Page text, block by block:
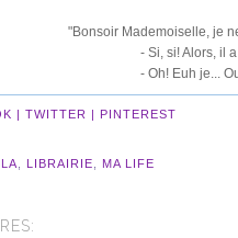
"Bonsoir Mademoiselle, je
- Si, si! Alors, il
- Oh! Euh je...
| TWITTER | PINTEREST
LIBRAIRIE MA LIFE